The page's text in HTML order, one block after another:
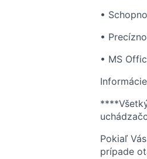
•
•
• MS
Pokiaľ
prípade